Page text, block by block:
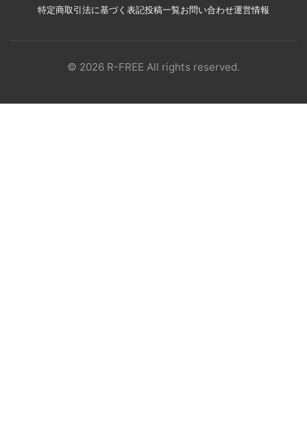
特定商取引法に基づく表記投稿一覧お問い合わせ運営情報
© 2026 R-FREE All rights reserved.